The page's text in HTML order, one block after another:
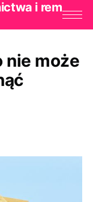
i rem
nie może